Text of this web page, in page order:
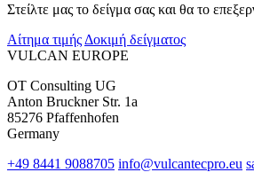
Στείλτε μας το δείγμα σας και θα το
Αίτημα τιμής Δοκιμή δείγματος
VULCAN EUROPE
OT Consulting UG
Anton Bruckner Str. 1a
85276 Pfaffenhofen
Germany
+49 8441 9088705 info@vulcantecpro.eu